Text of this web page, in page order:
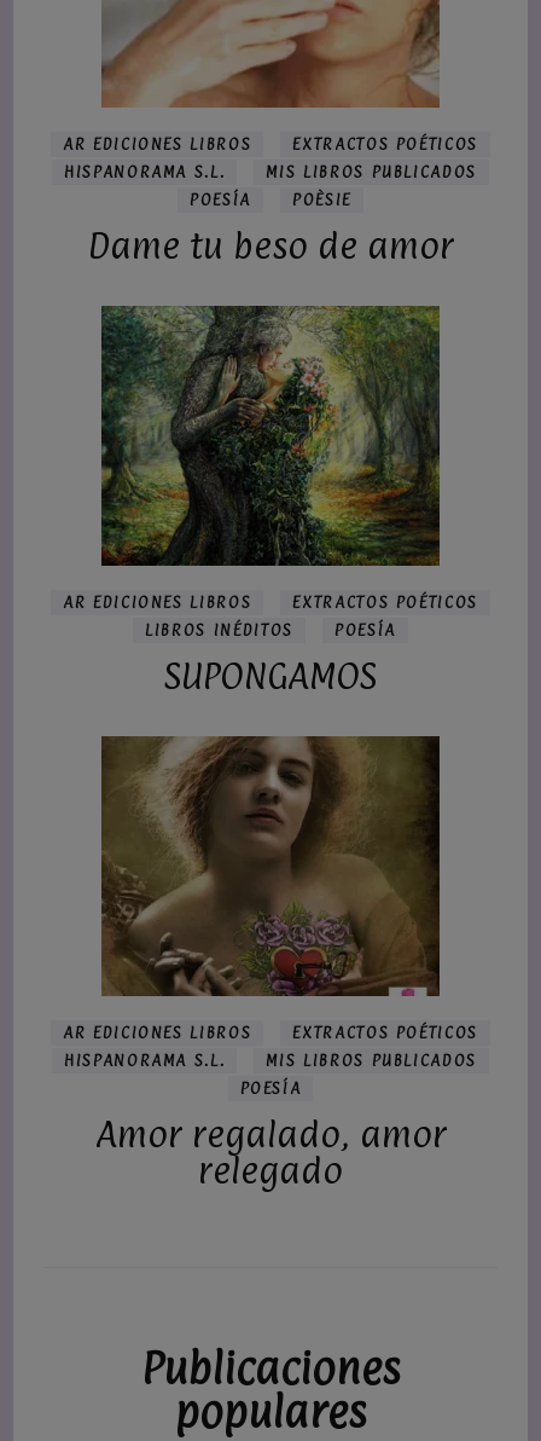
AR EDICIONES LIBROS
EXTRACTOS POÉTICOS
HISPANORAMA S.L.
MIS LIBROS PUBLICADOS
POESÍA
POÈSIE
Dame tu beso de amor
AR EDICIONES LIBROS
EXTRACTOS POÉTICOS
LIBROS INÉDITOS
POESÍA
SUPONGAMOS
AR EDICIONES LIBROS
EXTRACTOS POÉTICOS
HISPANORAMA S.L.
MIS LIBROS PUBLICADOS
POESÍA
Amor regalado, amor
relegado
Publicaciones
populares